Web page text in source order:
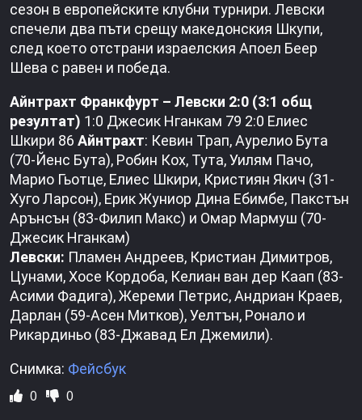
сезон в европейските клубни турнири. Левски
спечели два пъти срещу македонския Шкупи,
след което отстрани израелския Апоел Беер
Шева с равен и победа.
Айнтрахт Франкфурт – Левски 2:0 (3:1 общ
резултат) 1:0 Джесик Нганкам 79 2:0 Елиес
Шкири 86 Айнтрахт: Кевин Трап, Аурелио Бута
(70-Йенс Бута), Робин Кох, Тута, Уилям Пачо,
Марио Гьотце, Елиес Шкири, Кристиян Якич (31-
Хуго Ларсон), Ерик Жуниор Дина Ебимбе, Пакстън
Арънсън (83-Филип Макс) и Омар Мармуш (70-
Джесик Нганкам)
Левски: Пламен Андреев, Кристиан Димитров,
Цунами, Хосе Кордоба, Келиан ван дер Каап (83-
Асими Фадига), Жереми Петрис, Андриан Краев,
Дарлан (59-Асен Митков), Уелтън, Ронало и
Рикардиньо (83-Джавад Ел Джемили).
Снимка: Фейсбук
0 0